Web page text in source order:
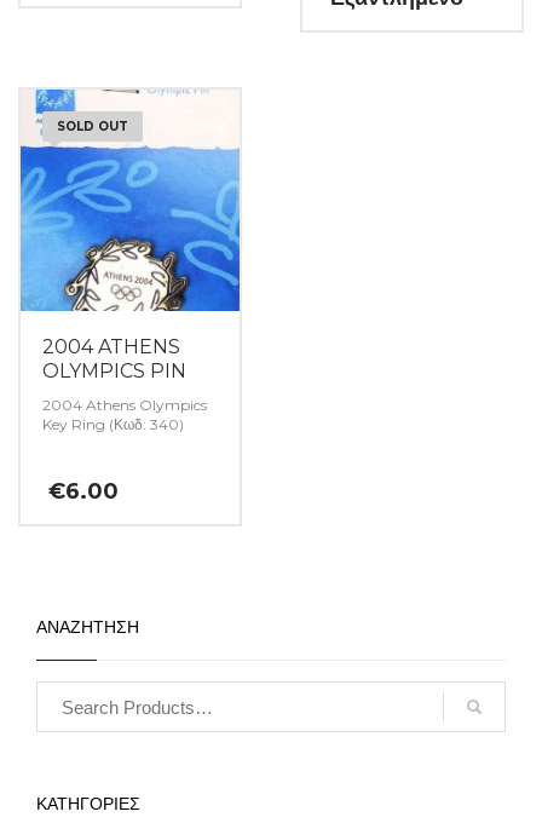
SOLD OUT
2004 ATHENS
OLYMPICS PIN
2004 Athens Olympics
Key Ring (Κωδ: 340)
€6.00
ΑΝΑΖΗΤΗΣΗ
ΚΑΤΗΓΟΡΙΕΣ